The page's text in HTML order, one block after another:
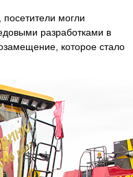
могли
разработками в
которое стало